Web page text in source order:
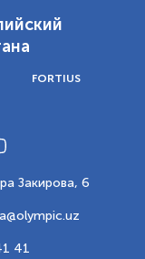
FORTIUS
Закирова, 6
41